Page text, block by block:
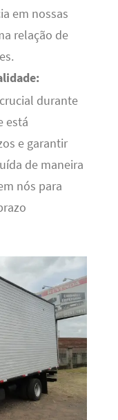
em nossas
relação de
durante
está
e garantir
de maneira
nós para